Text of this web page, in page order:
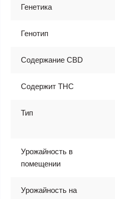
Генетика
Генотип
Содержание CBD
Содержит THC
Тип
Урожайность в
помещении
Урожайность на